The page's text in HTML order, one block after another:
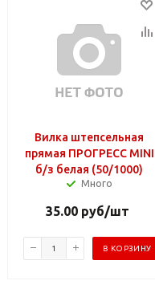
Вилка штепсельная
прямая ПРОГРЕСС MINI
б/з белая (50/1000)
Много
35.00 руб/шт
В КОРЗИНУ